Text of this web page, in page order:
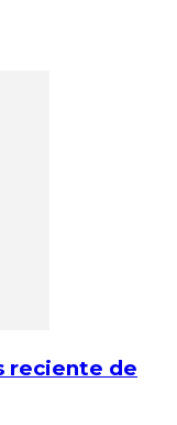
reciente de